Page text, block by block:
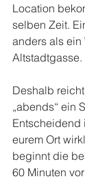
Location
selben Zeit.
anders als
Altstadtgasse.
Deshalb
„abends“ ein
Entscheidend
eurem Ort
beginnt die
60 Minuten